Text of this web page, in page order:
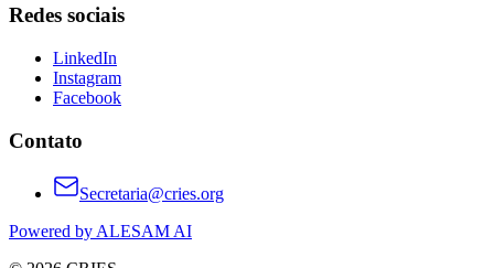
Redes sociais
LinkedIn
Instagram
Facebook
Contato
Secretaria@cries.org
Powered by ALESAM AI